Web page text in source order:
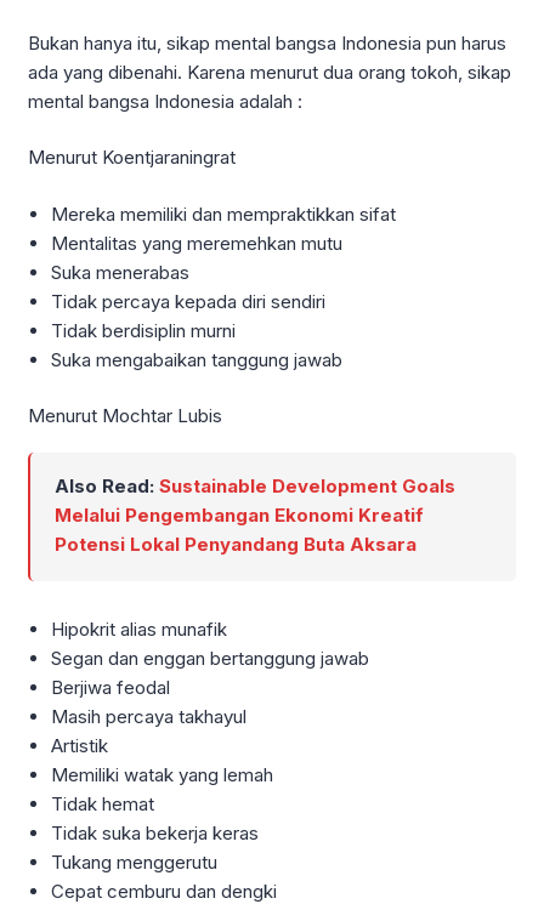
Bukan hanya itu, sikap mental bangsa Indonesia pun harus
ada yang dibenahi. Karena menurut dua orang tokoh, sikap
mental bangsa Indonesia adalah :
Menurut Koentjaraningrat
Mereka memiliki dan mempraktikkan sifat
Mentalitas yang meremehkan mutu
Suka menerabas
Tidak percaya kepada diri sendiri
Tidak berdisiplin murni
Suka mengabaikan tanggung jawab
Menurut Mochtar Lubis
Also Read: Sustainable Development Goals
Melalui Pengembangan Ekonomi Kreatif
Potensi Lokal Penyandang Buta Aksara
Hipokrit alias munafik
Segan dan enggan bertanggung jawab
Berjiwa feodal
Masih percaya takhayul
Artistik
Memiliki watak yang lemah
Tidak hemat
Tidak suka bekerja keras
Tukang menggerutu
Cepat cemburu dan dengki